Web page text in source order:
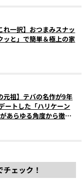
れ一択】おつまみスナッ
ッと」で簡単＆極上の家
元祖】テバの名作が9年
ートした「ハリケーン
あらゆる角度から徹底
ェック！